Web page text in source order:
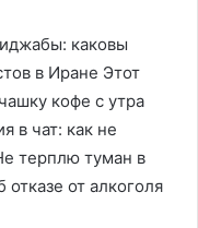
каковы
в Иране Этот
кофе с утра
в чат: как не
терплю туман в
от алкоголя